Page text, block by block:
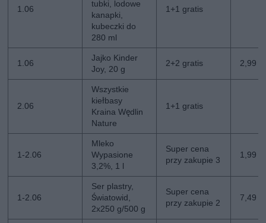
1.06
tubki, lodowe
kanapki,
kubeczki do
280 ml
1+1 gratis
1.06
Jajko Kinder
Joy, 20 g
2+2 gratis 2,99
2.06
Wszystkie
kiełbasy
Kraina Wędlin
Nature
1+1 gratis
1-2.06
Mleko
Wypasione
3,2%, 1 l
Super cena
przy zakupie 3
1,99
1-2.06
Ser plastry,
Światowid,
2x250 g/500 g
Super cena
przy zakupie 2
7,49